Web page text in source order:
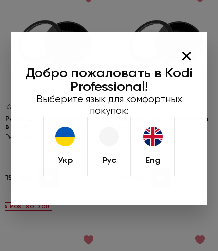
×
Добро пожаловать в Kodi
Professional!
Выберите язык для комфортных
покупок:
Укр Рус Eng
Ресницы для наращивания
в банке
Ресницы D 0,20 (10mm)
154 грн Купить
Ресницы для наращивания
Ресницы D 0,20 (12mm)
154 грн Купить
ALMOST SOLD OUT
Оформляйте заказ от 450 грн и
выбирайте подарок